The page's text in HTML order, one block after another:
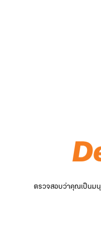
ตรวจสอบว่าคุณเป็นมนุ